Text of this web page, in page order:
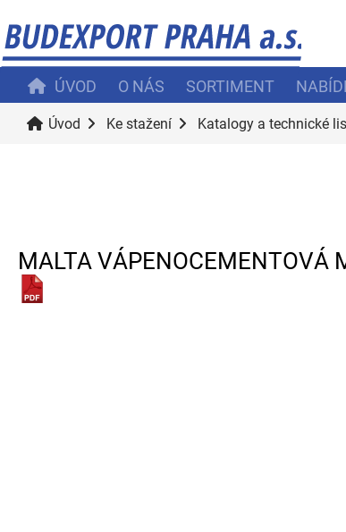
ÚVOD O NÁS SORTIMENT
Úvod Ke stažení Katalogy a technické
MALTA VÁPENOCEMENTOVÁ